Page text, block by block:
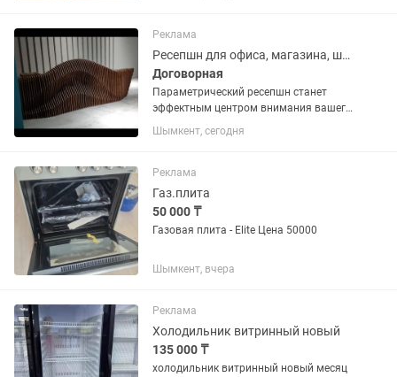
Реклама
Ресепшн для офиса, магазина, школы, салона и прочая мебель
Договорная
Параметрический ресепшн станет
эффектным центром внимания вашего
коммерческого объекта. Возможно
разместить логотип вашей компании.
Можем изготовить по вашему...
Шымкент, сегодня
Реклама
Газ.плита
50 000 ₸
Газовая плита - Elite Цена 50000
Шымкент, вчера
Реклама
Холодильник витринный новый
135 000 ₸
холодильник витринный новый месяц